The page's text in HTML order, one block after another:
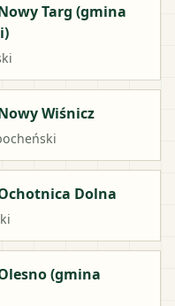
Targ (gmina
Wiśnicz
Dolna
(gmina